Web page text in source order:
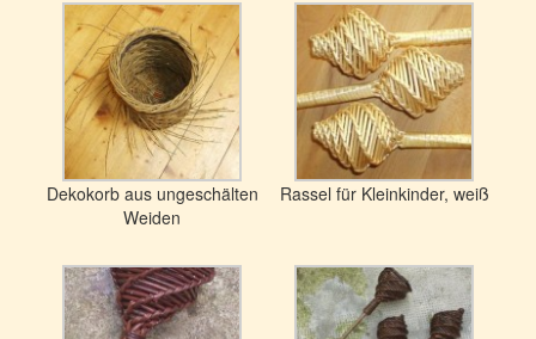
Dekokorb aus ungeschälten
Weiden
Rassel für Kleinkinder, weiß